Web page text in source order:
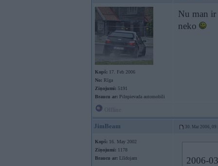
Kopš: 17. Feb 2006
No: Rīga
Ziņojumi: 5191
Braucu ar: Pilnpievada automobīli
Nu man ir
neko
JimBeam 30. Mar 2006,
Kopš: 16. May 2002
Ziņojumi: 1178
Braucu ar: Līīdojam
2006-